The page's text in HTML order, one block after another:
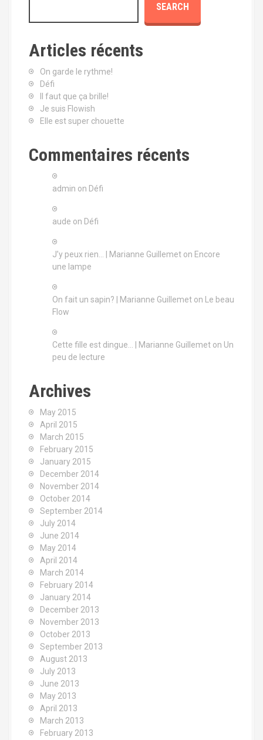
SEARCH
Articles récents
On garde le rythme!
Défi
Il faut que ça brille!
Je suis Flowish
Elle est super chouette
Commentaires récents
admin on Défi
aude on Défi
J’y peux rien… | Marianne Guillemet on Encore
une lampe
On fait un sapin? | Marianne Guillemet on
Le beau
Flow
Cette fille est dingue… | Marianne Guillemet on Un
peu de lecture
Archives
May 2015
April 2015
March 2015
February 2015
January 2015
December 2014
November 2014
October 2014
September 2014
July 2014
June 2014
May 2014
April 2014
March 2014
February 2014
January 2014
December 2013
November 2013
October 2013
September 2013
August 2013
July 2013
June 2013
May 2013
April 2013
March 2013
February 2013